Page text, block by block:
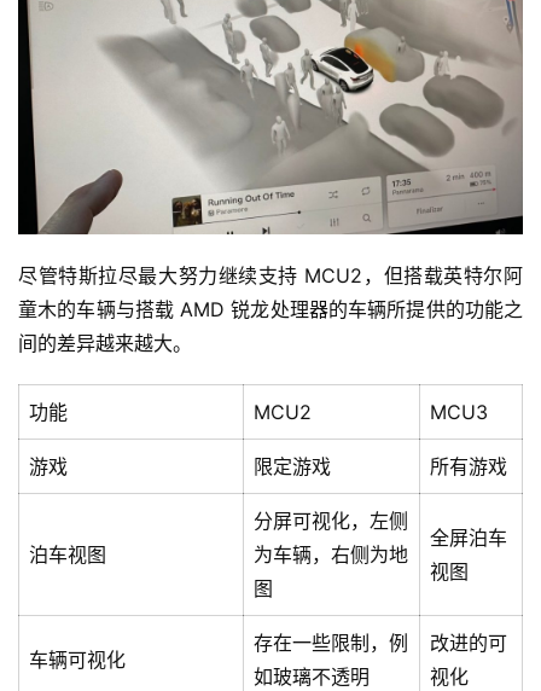
尽管特斯拉尽最大努力继续支持 MCU2，但搭载英特尔阿
童木的车辆与搭载 AMD 锐龙处理器的车辆所提供的功能之
间的差异越来越大。
功能 MCU2 MCU3
游戏 限定游戏 所有游戏
泊车视图
分屏可视化，左侧
为车辆，右侧为地
图
全屏泊车
视图
车辆可视化
存在一些限制，例
如玻璃不透明
改进的可
视化